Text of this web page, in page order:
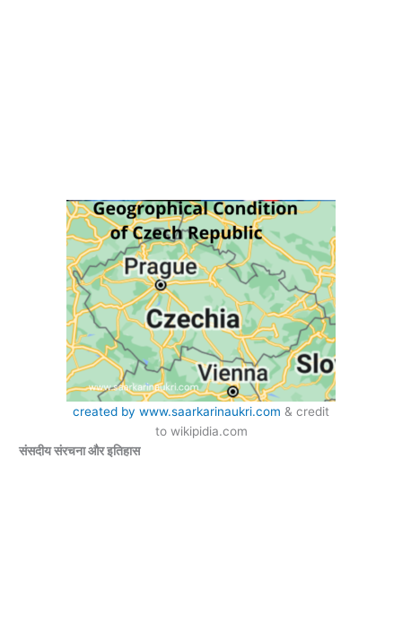
created by www.saarkarinaukri.com & credit
to wikipidia.com
संसदीय संरचना और इतिहास